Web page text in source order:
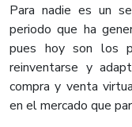
Para nadie es un
periodo que ha
pues hoy son los
reinventarse y
compra y venta
en el mercado que